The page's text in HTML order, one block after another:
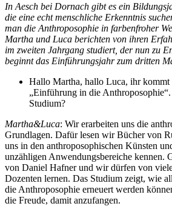
In Aesch bei Dornach gibt es ein
die eine echt menschliche Erkenntnis
man die Anthroposophie in farbenfroher
Martha und Luca berichten von ihren
im zweiten Jahrgang studiert, der nun zu
beginnt das Einführungsjahr zum dritten
Hallo Martha, hallo Luca, ihr kommt
„Einführung in die
Studium?
Martha&Luca: Wir erarbeiten uns die
Grundlagen. Dafür lesen wir Bücher von
uns in den anthroposophischen Künsten
unzähligen Anwendungsbereiche kennen.
von Daniel Hafner und wir dürfen von
Dozenten lernen. Das Studium zeigt, wie
die Anthroposophie erneuert werden
die Freude, damit anzufangen.